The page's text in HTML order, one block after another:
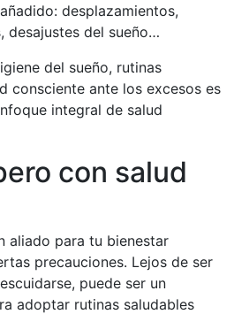
desplazamientos,
desajustes del sueño…
del sueño, rutinas
consciente ante los excesos es
integral de salud
con salud
aliado para tu bienestar
precauciones. Lejos de ser
puede ser un
adoptar rutinas saludables